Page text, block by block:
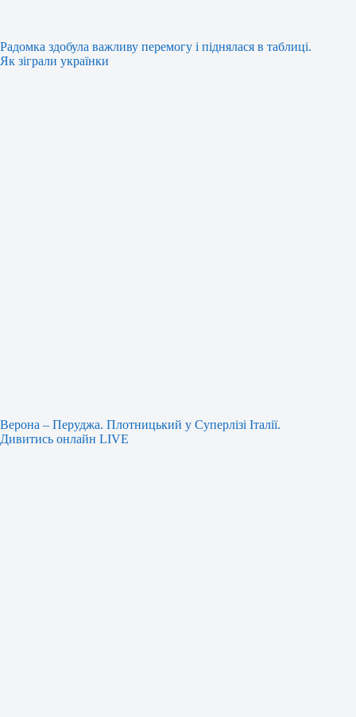
Радомка здобула важливу перемогу і піднялася в таблиці.
Як зіграли українки
Верона – Перуджа. Плотницький у Суперлізі Італії.
Дивитись онлайн LIVE